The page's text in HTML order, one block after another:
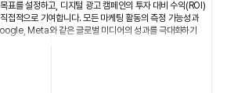
표를 설정하고, 디지털 광고 캠페인의 투자 대비 수익(ROI)
접적으로 기여합니다. 모든 마케팅 활동의 측정 가능성과
Meta와 같은 글로벌 미디어의 성과를 극대화하기